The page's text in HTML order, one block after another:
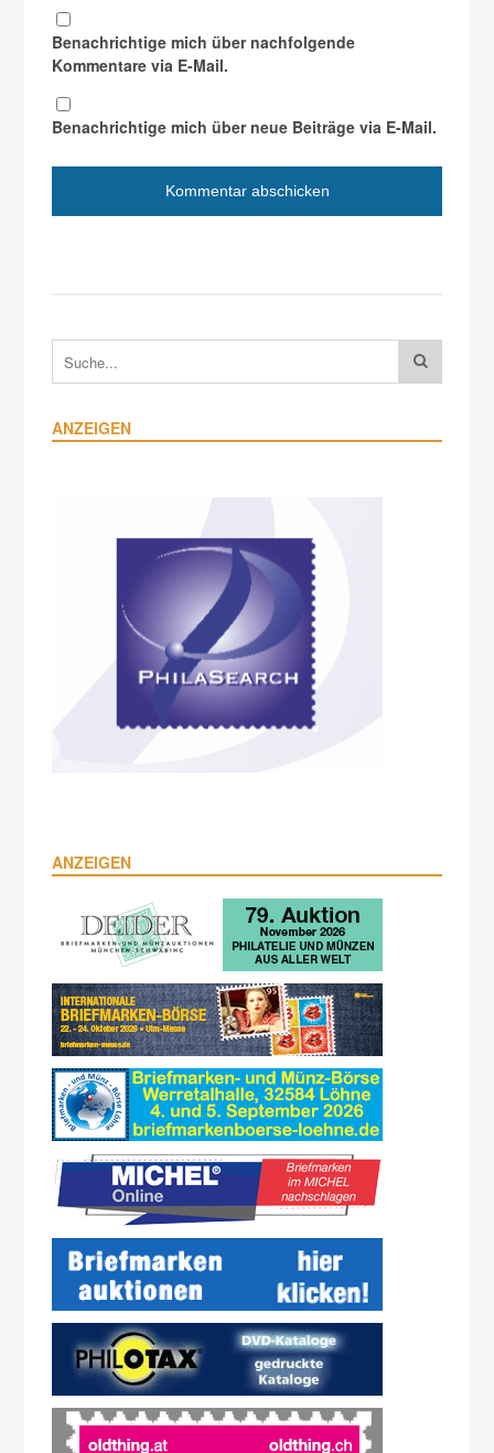
Benachrichtige mich über nachfolgende
Kommentare via E-Mail.
Benachrichtige mich über neue Beiträge via E-Mail.
ANZEIGEN
ANZEIGEN